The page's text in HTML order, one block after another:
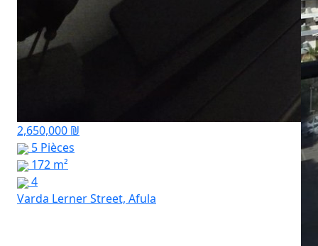
2,650,000 ₪
5 Pièces
172 m²
4
Varda Lerner Street, Afula